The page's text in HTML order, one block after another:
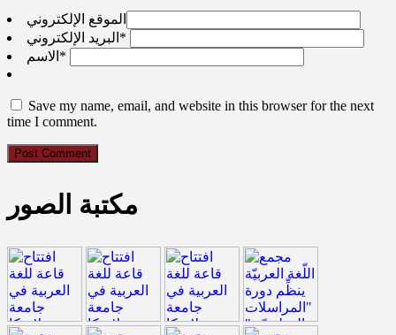
الموقع الإلكتروني
البريد الإلكتروني *
الاسم *
Save my name, email, and website in this browser for the next
time I comment.
مكتبة الصور